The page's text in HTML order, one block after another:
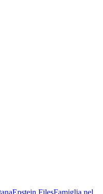
Epstein FilesFamiglia nel